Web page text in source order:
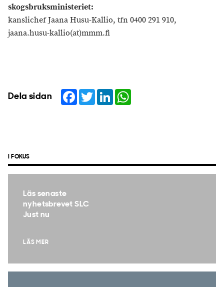
skogsbruksministeriet:
kanslichef Jaana Husu-Kallio, tfn 0400 291 910,
jaana.husu-kallio(at)mmm.fi
Dela sidan Facebook
TwitterLinkedIn
I FOKUS
Läs senaste
nyhetsbrevet SLC
Just nu
LÄS MER